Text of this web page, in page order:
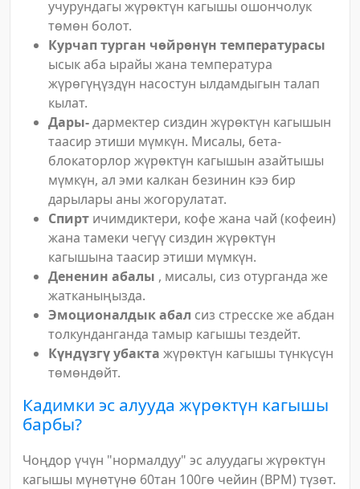
учурундагы жүрөктүн кагышы ошончолук
төмөн болот.
Курчап турган чөйрөнүн температурасы
ысык аба ырайы жана температура
жүрөгүңүздүн насостун ылдамдыгын талап
кылат.
Дары-дармектер сиздин жүрөктүн кагышын
таасир этиши мүмкүн. Мисалы, бета-
блокаторлор жүрөктүн кагышын азайтышы
мүмкүн, ал эми калкан безинин кээ бир
дарылары аны жогорулатат.
Спирт ичимдиктери, кофе жана чай (кофеин)
жана тамеки чегүү сиздин жүрөктүн
кагышына таасир этиши мүмкүн.
Дененин абалы , мисалы, сиз отурганда же
жатканыңызда.
Эмоционалдык абал сиз стресске же абдан
толкунданганда тамыр кагышы тездейт.
Күндүзгү убакта жүрөктүн кагышы түнкүсүн
төмөндөйт.
Кадимки эс алууда жүрөктүн кагышы
барбы?
Чоңдор үчүн "нормалдуу" эс алуудагы жүрөктүн
кагышы мүнөтүнө 60тан 100гө чейин (BPM) түзөт.